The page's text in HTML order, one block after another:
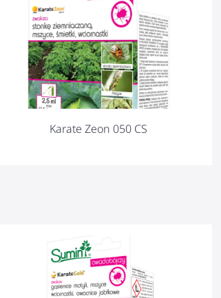
Karate Zeon 050 CS